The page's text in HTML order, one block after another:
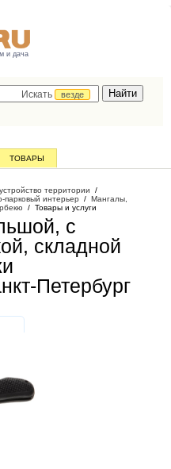
и дача
Искать
везде
ТОВАРЫ
территории /
парковый интерьер / Мангалы,
/ Товары и услуги
с
складной
Петербург